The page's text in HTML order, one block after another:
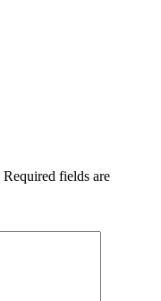
Required fields are